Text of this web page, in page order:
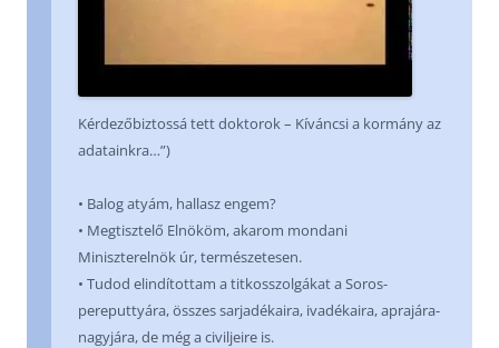
Kérdezőbiztossá tett doktorok – Kíváncsi a kormány az
adatainkra…”)
• Balog atyám, hallasz engem?
• Megtisztelő Elnököm, akarom mondani
Miniszterelnök úr, természetesen.
• Tudod elindítottam a titkosszolgákat a Soros-
pereputtyára, összes sarjadékaira, ivadékaira, aprajára-
nagyjára, de még a civiljeire is.